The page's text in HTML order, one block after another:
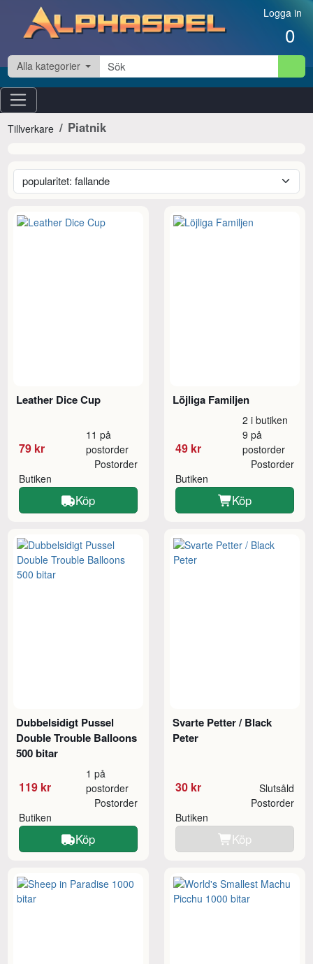
Hoppa till innehåll Logga in
0
Alla kategorier
Tillverkare Piatnik
Leather Dice Cup
79 kr
11 på
postorder
Butiken
Postorder
Köp
Löjliga Familjen
49 kr
2 i butiken
9 på
postorder
Butiken
Postorder
Köp
Dubbelsidigt Pussel
Double Trouble Balloons
500 bitar
119 kr
1 på
postorder
Butiken
Postorder
Köp
Svarte Petter / Black
Peter
30 kr Slutsåld
Butiken
Postorder
Köp